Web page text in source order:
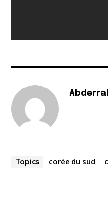
Topics corée du sud